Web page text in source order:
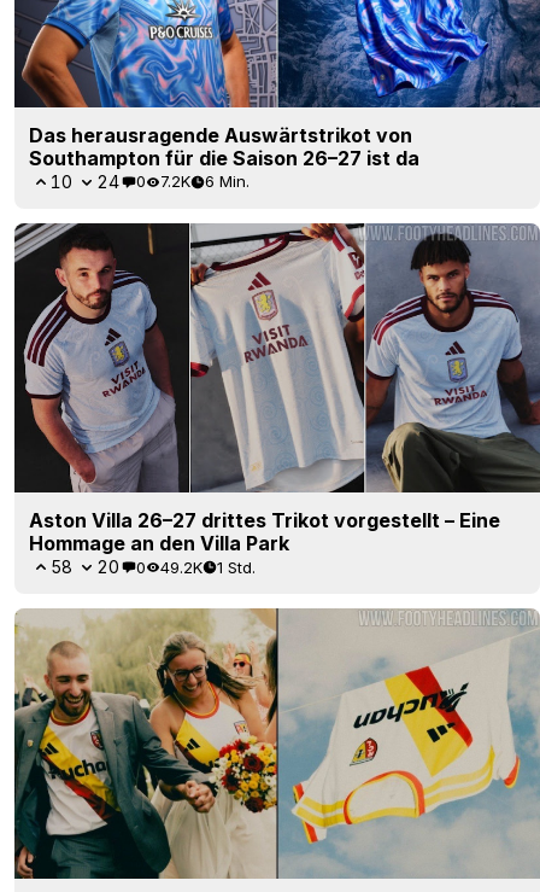
Das herausragende Auswärtstrikot von
Southampton für die Saison 26–27 ist da
10 24 0 7.2K 6 Min.
Aston Villa 26–27 drittes Trikot vorgestellt – Eine
Hommage an den Villa Park
58 20 0 49.2K 1 Std.